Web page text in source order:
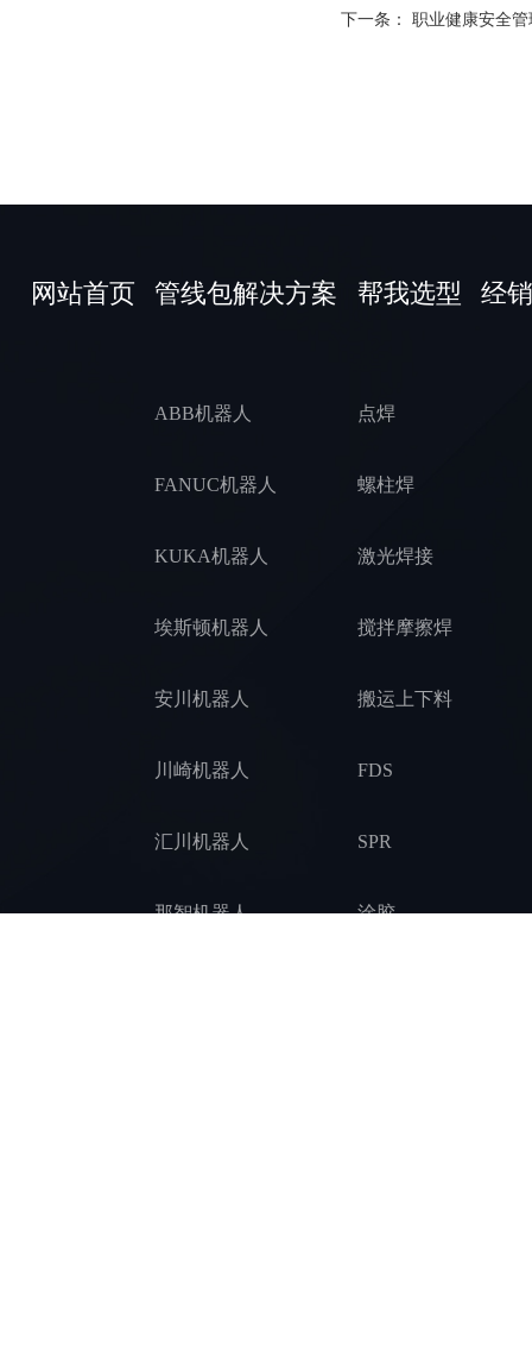
下一条： 职业健康安全
网站首页 管线包解决方案
ABB机器人
FANUC机器人
KUKA机器人
埃斯顿机器人
安川机器人
川崎机器人
汇川机器人
那智机器人
帮我选型
点焊
螺柱焊
激光焊接
搅拌摩擦焊
搬运上下料
FDS
SPR
涂胶
经